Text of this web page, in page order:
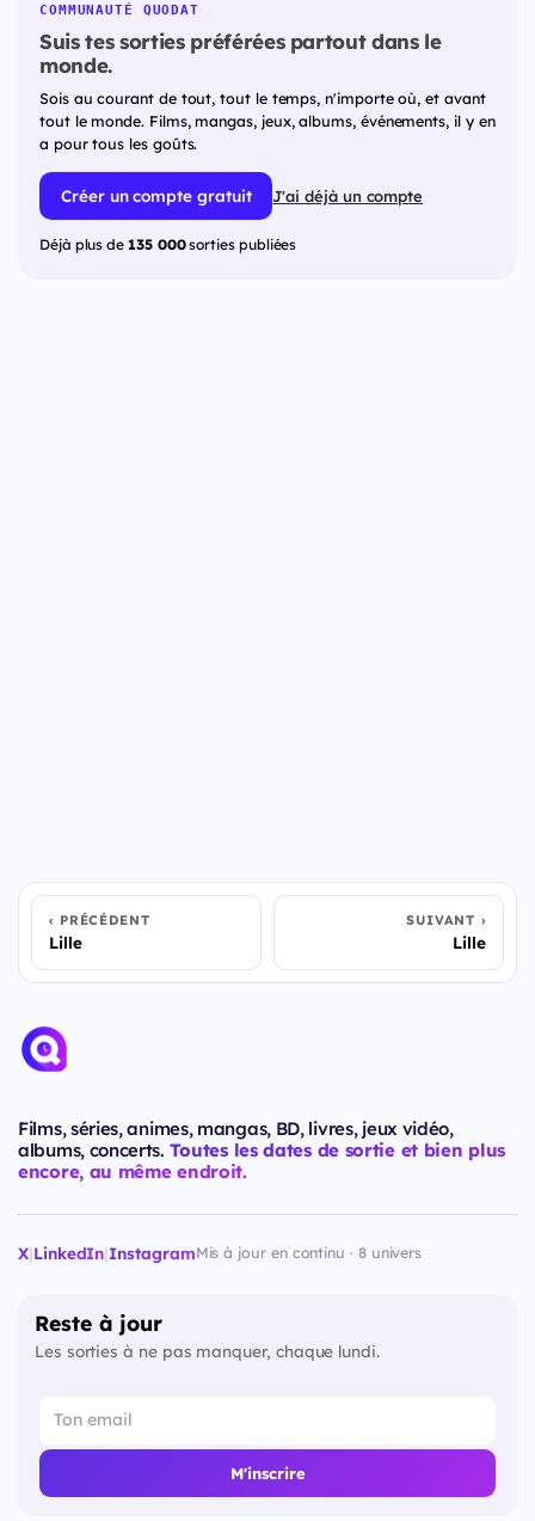
COMMUNAUTÉ QUODAT
Suis tes sorties préférées partout dans le
monde.
Sois au courant de tout, tout le temps, n'importe où, et avant
tout le monde. Films, mangas, jeux, albums, événements, il y en
a pour tous les goûts.
Créer un compte gratuit J'ai déjà un compte
Déjà plus de 135 000sorties publiées
PRÉCÉDENT
Lille
SUIVANT
Lille
Films, séries, animes, mangas, BD, livres, jeux vidéo,
albums, concerts. Toutes les dates de sortie et bien plus
encore, au même endroit.
X|LinkedIn|InstagramMis à jour en continu · 8 univers
Reste à jour
Les sorties à ne pas manquer, chaque lundi.
M'inscrire